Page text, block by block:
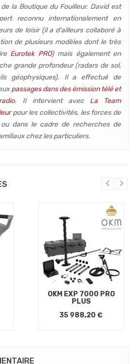
la Boutique du Fouilleur. David est
reconnu internationalement en
de loisir (il a d'ailleurs collaboré à
de plusieurs modèles dont le très
Eurotek PRO) mais également en
grande profondeur (radars de sol,
géophysiques). Il a effectué de
passages dans des émission télé et
. Il intervient avec La Team
pour les collectivités, les forces de
ou dans le cadre de recherches de
chez les particuliers.
OKM EXP 7000 PRO
PLUS
35 988,20 €